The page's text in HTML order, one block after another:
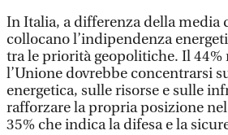
In Italia, a differenza della media
collocano l’indipendenza
tra le priorità geopolitiche. Il
l’Unione dovrebbe concentrarsi
energetica, sulle risorse e sulle
rafforzare la propria posizione
35% che indica la difesa e la